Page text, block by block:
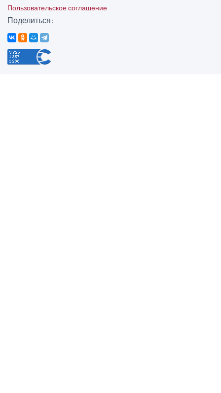
Пользовательское соглашение
Поделиться: